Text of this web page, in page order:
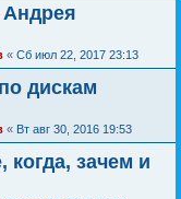
Андрея
« Сб июл 22, 2017 23:13
дискам
« Вт авг 30, 2016 19:53
когда, зачем и